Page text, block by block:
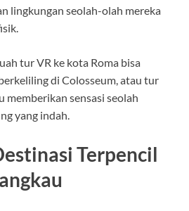
lingkungan seolah-olah mereka
tur VR ke kota Roma bisa
di Colosseum, atau tur
memberikan sensasi seolah
yang indah.
Terpencil